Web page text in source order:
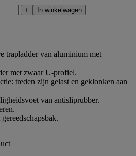
+ In winkelwagen
trapladder van aluminium met
met zwaar U-profiel.
treden zijn gelast en geklonken aan
van antisliprubber.